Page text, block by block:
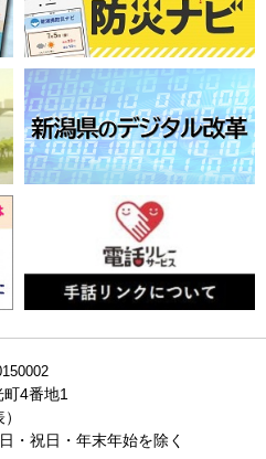
4番地1
・祝日・年末年始を除く